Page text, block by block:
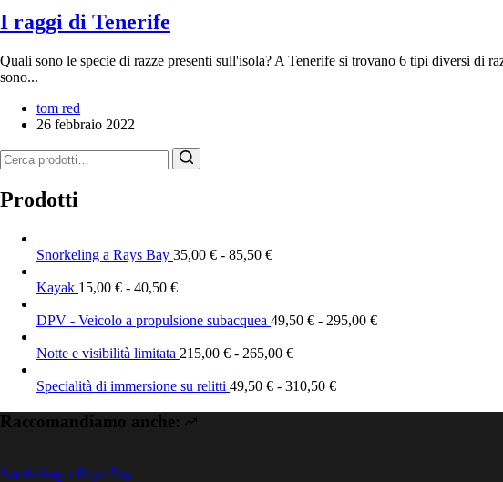
I raggi di Tenerife
Quali sono le specie di razze presenti sull'isola? A Tenerife si trovano 6 tipi diversi di
sono...
tom red
26 febbraio 2022
Ricerca
per:
Prodotti
Snorkeling a Rays Bay 35,00 € - 85,50 €
Kayak 15,00 € - 40,50 €
DPV - Veicolo a propulsione subacquea 49,50 € - 295,00 €
Notte e visibilità limitata 215,00 € - 265,00 €
Specialità di immersione su relitti 49,50 € - 310,50 €
Raccomandiamo anche:
Snorkeling a Rays Bay